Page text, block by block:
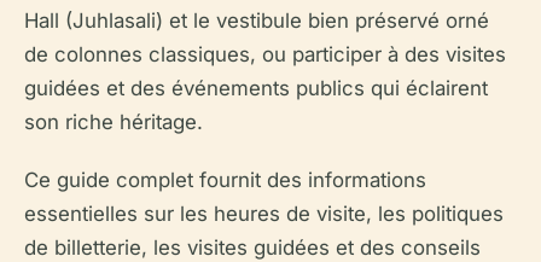
Hall (Juhlasali) et le vestibule bien préservé orné
de colonnes classiques, ou participer à des visites
guidées et des événements publics qui éclairent
son riche héritage.
Ce guide complet fournit des informations
essentielles sur les heures de visite, les politiques
de billetterie, les visites guidées et des conseils